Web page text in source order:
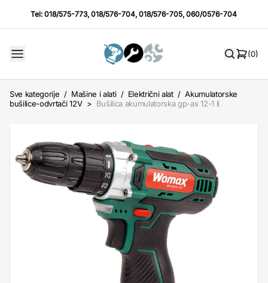
Tel:018/575-773,018/576-704,018/576-705,060/0576-704
(0)
Sve kategorije / Mašine i alati / Električni alat / Akumulatorske
bušilice-odvrtači 12V > Bušilica akumulatorska gp-as 12-1 li